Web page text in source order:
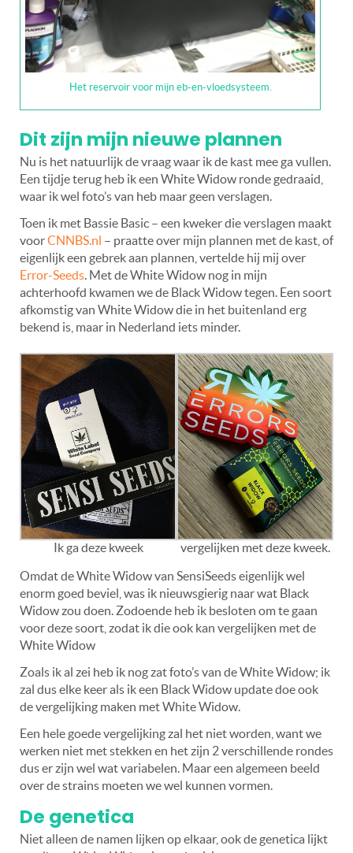
Het reservoir voor mijn eb-en-vloedsysteem.
Dit zijn mijn nieuwe plannen
Nu is het natuurlijk de vraag waar ik de kast mee ga vullen.
Een tijdje terug heb ik een White Widow ronde gedraaid,
waar ik wel foto’s van heb maar geen verslagen.
Toen ik met Bassie Basic – een kweker die verslagen maakt
voorCNNBS.nl – praatteover mijn plannen met de kast, of
eigenlijk een gebrek aan plannen, vertelde hij mij over
Error-Seeds Met de White Widow nog in mijn
achterhoofd kwamen we de Black Widow tegen. Een soort
afkomstig van White Widow die in het buitenland erg
bekend is, maar in Nederland iets minder.
Ik ga deze kweek
vergelijken met deze kweek.
Omdat de White Widow van SensiSeeds eigenlijk wel
enorm goed beviel, was ik nieuwsgierig naar wat Black
Widow zou doen. Zodoende heb ik besloten om te gaan
voor deze soort, zodat ik die ook kan vergelijken met de
White Widow
Zoals ik al zei heb ik nog zat foto’s van de White Widow; ik
zal dus elke keer als ik een Black Widow update doe ook
de vergelijking maken met White Widow.
Een hele goede vergelijking zal het niet worden, want we
werken niet met stekken en het zijn 2 verschillende rondes
dus er zijn wel wat variabelen. Maar een algemeen beeld
over de strains moeten we wel kunnen vormen.
De genetica
Niet alleen de namen lijken op elkaar, ook de genetica lijkt